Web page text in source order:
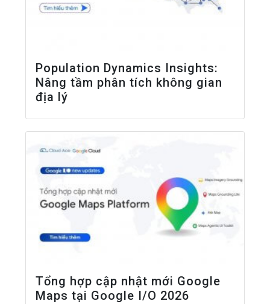
Population Dynamics Insights:
Nâng tầm phân tích không gian
địa lý
Tổng hợp cập nhật mới Google
Maps tại Google I/O 2026